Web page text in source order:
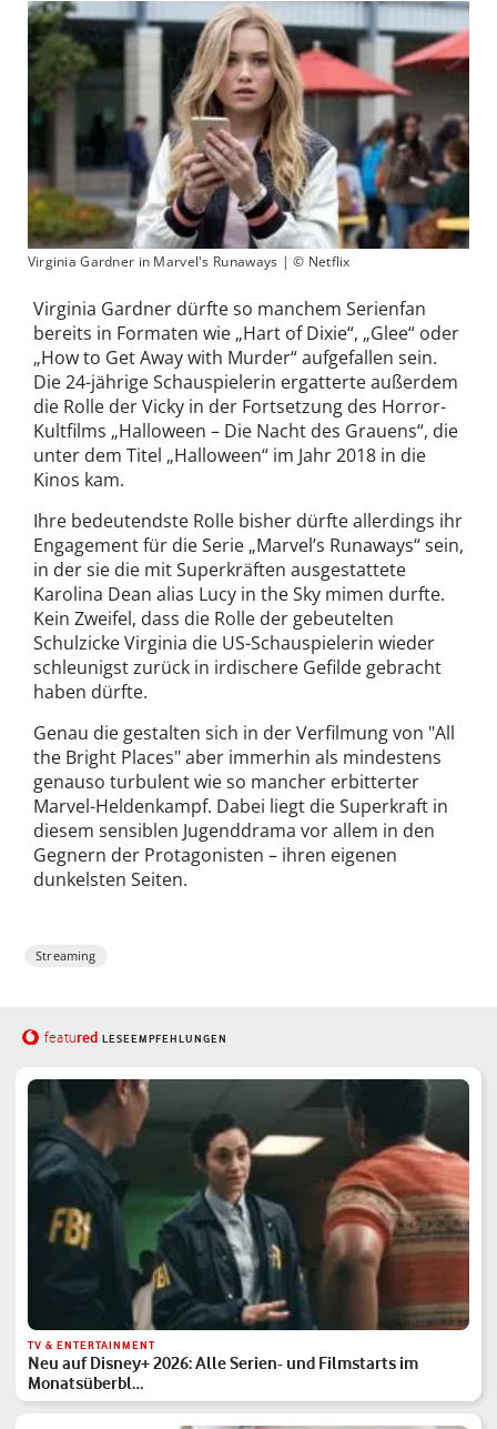
Virginia Gardner in Marvel's Runaways | © Netflix
Virginia Gardner dürfte so manchem Serienfan
bereits in Formaten wie „Hart of Dixie“, „Glee“ oder
„How to Get Away with Murder“ aufgefallen sein.
Die 24-jährige Schauspielerin ergatterte außerdem
die Rolle der Vicky in der Fortsetzung des Horror-
Kultfilms „Halloween – Die Nacht des Grauens“, die
unter dem Titel „Halloween“ im Jahr 2018 in die
Kinos kam.
Ihre bedeutendste Rolle bisher dürfte allerdings ihr
Engagement für die Serie „Marvel’s Runaways“ sein,
in der sie die mit Superkräften ausgestattete
Karolina Dean alias Lucy in the Sky mimen durfte.
Kein Zweifel, dass die Rolle der gebeutelten
Schulzicke Virginia die US-Schauspielerin wieder
schleunigst zurück in irdischere Gefilde gebracht
haben dürfte.
Genau die gestalten sich in der Verfilmung von "All
the Bright Places" aber immerhin als mindestens
genauso turbulent wie so mancher erbitterter
Marvel-Heldenkampf. Dabei liegt die Superkraft in
diesem sensiblen Jugenddrama vor allem in den
Gegnern der Protagonisten – ihren eigenen
dunkelsten Seiten.
Streaming
featured LESEEMPFEHLUNGEN
TV & ENTERTAINMENT
Neu auf Disney+ 2026: Alle Serien- und Filmstarts im
Monatsüberbl…